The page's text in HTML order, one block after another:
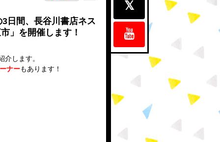
日間、長谷川書店ネス
」を開催します！
介します。
ナーもあります！